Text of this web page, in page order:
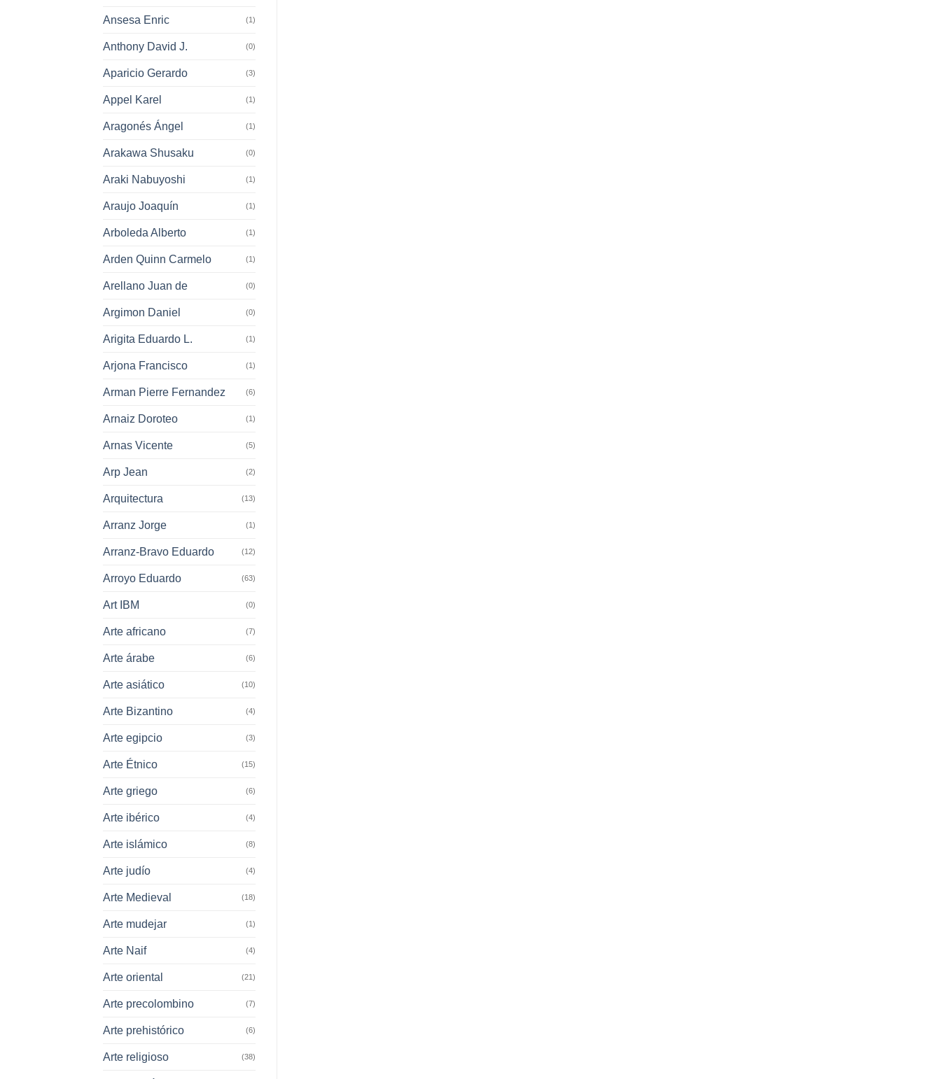
Ansesa Enric (1)
Anthony David J. (0)
Aparicio Gerardo (3)
Appel Karel (1)
Aragonés Ángel (1)
Arakawa Shusaku (0)
Araki Nabuyoshi (1)
Araujo Joaquín (1)
Arboleda Alberto (1)
Arden Quinn Carmelo (1)
Arellano Juan de (0)
Argimon Daniel (0)
Arigita Eduardo L. (1)
Arjona Francisco (1)
Arman Pierre Fernandez (6)
Arnaiz Doroteo (1)
Arnas Vicente (5)
Arp Jean (2)
Arquitectura (13)
Arranz Jorge (1)
Arranz-Bravo Eduardo (12)
Arroyo Eduardo (63)
Art IBM (0)
Arte africano (7)
Arte árabe (6)
Arte asiático (10)
Arte Bizantino (4)
Arte egipcio (3)
Arte Étnico (15)
Arte griego (6)
Arte ibérico (4)
Arte islámico (8)
Arte judío (4)
Arte Medieval (18)
Arte mudejar (1)
Arte Naif (4)
Arte oriental (21)
Arte precolombino (7)
Arte prehistórico (6)
Arte religioso (38)